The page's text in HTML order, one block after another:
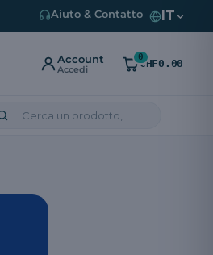
Aiuto & Contatto IT
Account
Accedi
0
CHF0.00